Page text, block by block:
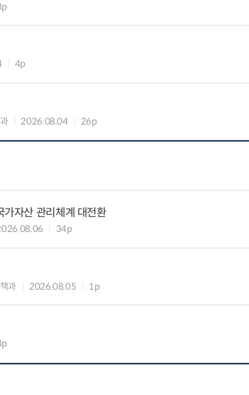
4p
2026.08.04 26p
가자산 관리체계 대전환
34p
과 2026.08.05 1p